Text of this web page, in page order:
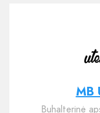
MB
Buhalterinė